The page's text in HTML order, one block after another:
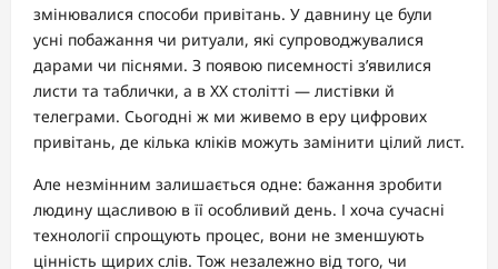
змінювалися способи привітань. У давнину це були
усні побажання чи ритуали, які супроводжувалися
дарами чи піснями. З появою писемності з’явилися
листи та таблички, а в ХХ столітті — листівки й
телеграми. Сьогодні ж ми живемо в еру цифрових
привітань, де кілька кліків можуть замінити цілий лист.
Але незмінним залишається одне: бажання зробити
людину щасливою в її особливий день. І хоча сучасні
технології спрощують процес, вони не зменшують
цінність щирих слів. Тож незалежно від того, чи